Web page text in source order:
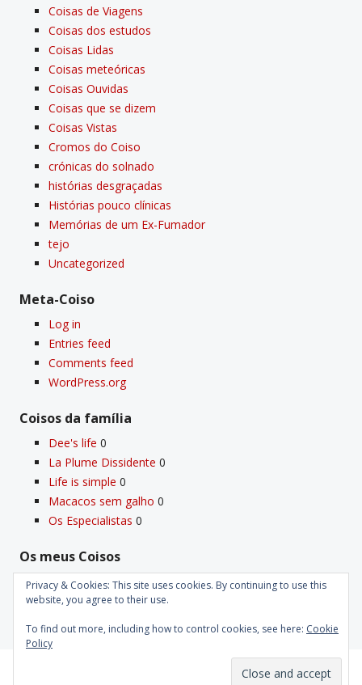
Coisas de Viagens
Coisas dos estudos
Coisas Lidas
Coisas meteóricas
Coisas Ouvidas
Coisas que se dizem
Coisas Vistas
Cromos do Coiso
crónicas do solnado
histórias desgraçadas
Histórias pouco clí­nicas
Memórias de um Ex-Fumador
tejo
Uncategorized
Meta-Coiso
Log in
Entries feed
Comments feed
WordPress.org
Coisos da famí­lia
Dee's life 0
La Plume Dissidente 0
Life is simple 0
Macacos sem galho 0
Os Especialistas 0
Os meus Coisos
Deus0
Velho Coiso0
Privacy & Cookies: This site uses cookies. By continuing to use this
website, you agree to their use.
To find out more, including how to control cookies, see here: Cookie
Policy